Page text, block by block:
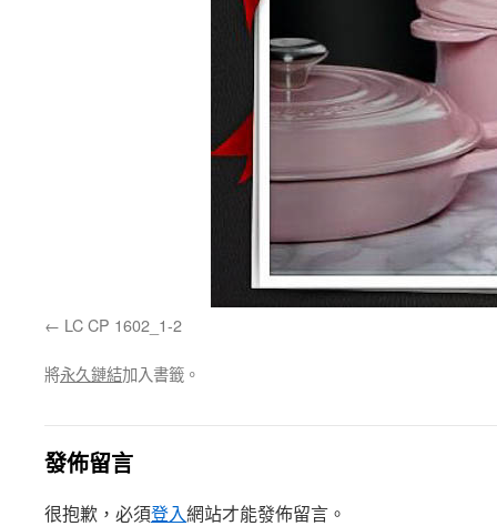
LC CP 1602_1-2
將永久鏈結加入書籤。
發佈留言
很抱歉，必須登入網站才能發佈留言。